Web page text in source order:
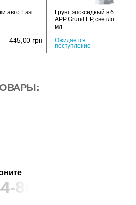
авто Easi
445,00 грн
Грунт эпоксидный в
APP Grund EP, светло-
мл
Ожидается
поступление
89